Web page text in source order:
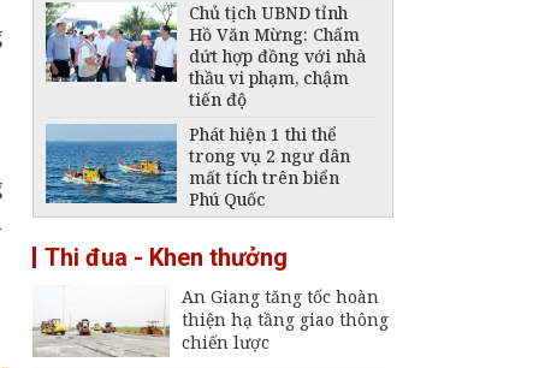
Chủ tịch UBND tỉnh
Hồ Văn Mừng: Chấm
dứt hợp đồng với nhà
thầu vi phạm, chậm
tiến độ
Phát hiện 1 thi thể
trong vụ 2 ngư dân
mất tích trên biển
Phú Quốc
giảm mức cung cấp
điện trên địa bàn tỉnh
An Giang ngày 6 -
7/8/2026
Đại tá Nguyễn Việt
Thi đua - Khen thưởng
An Giang tăng tốc hoàn
thiện hạ tầng giao thông
chiến lược